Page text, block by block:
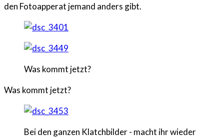
den Fotoapperat jemand anders gibt.
Was kommt jetzt?
Was kommt jetzt?
Bei den ganzen Klatchbilder - macht ihr wieder